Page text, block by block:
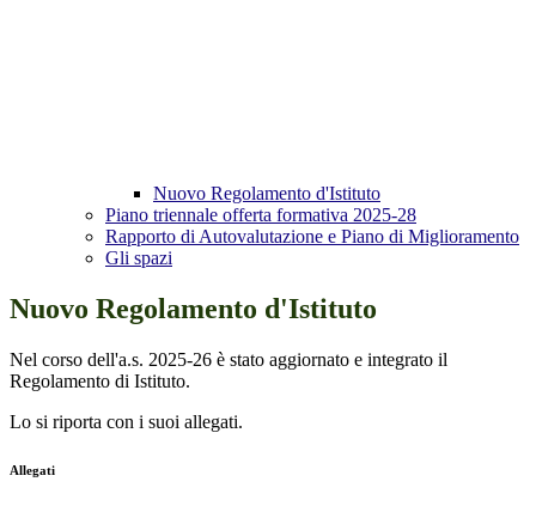
Nuovo Regolamento d'Istituto
Piano triennale offerta formativa 2025-28
Rapporto di Autovalutazione e Piano di Miglioramento
Gli spazi
Nuovo Regolamento d'Istituto
Nel corso dell'a.s. 2025-26 è stato aggiornato e integrato il
Regolamento di Istituto.
Lo si riporta con i suoi allegati.
Allegati